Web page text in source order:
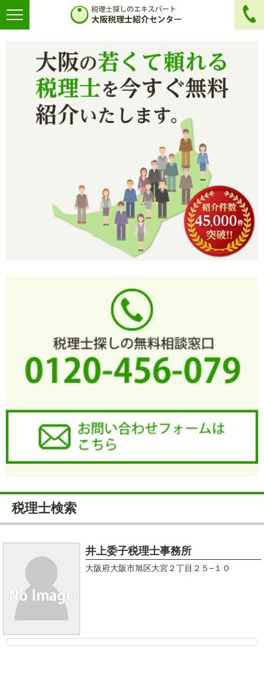
税理士検索
井上委子税理士事務所
大阪府大阪市旭区大宮２丁目２５−１０